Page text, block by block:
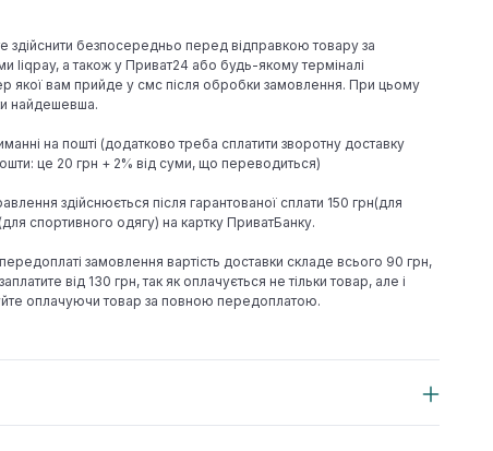
здійснити безпосередньо перед відправкою товару за
liqpay, а також у Приват24 або будь-якому терміналі
якої вам прийде у смс після обробки замовлення. При цьому
найдешевша.
на пошті (додатково треба сплатити зворотну доставку
це 20 грн + 2% від суми, що переводиться)
здійснюється після гарантованої сплати 150 грн(для
спортивного одягу) на картку ПриватБанку.
замовлення вартість доставки складе всього 90 грн,
від 130 грн, так як оплачується не тільки товар, але і
оплачуючи товар за повною передоплатою.